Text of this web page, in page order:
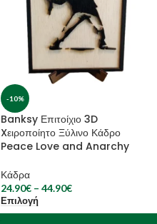
-10%
Banksy Επιτοίχιο 3D
Xειροποίητο Ξύλινο Κάδρο
Peace Love and Anarchy
Κάδρα
24.90€ – 44.90€
Επιλογή